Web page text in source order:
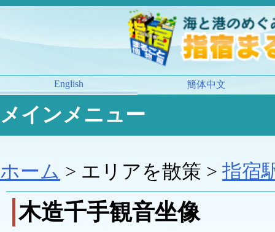
English 簡体中文
メインメニュー
ホーム > エリアを散策 > 指宿
木造千手観音坐像